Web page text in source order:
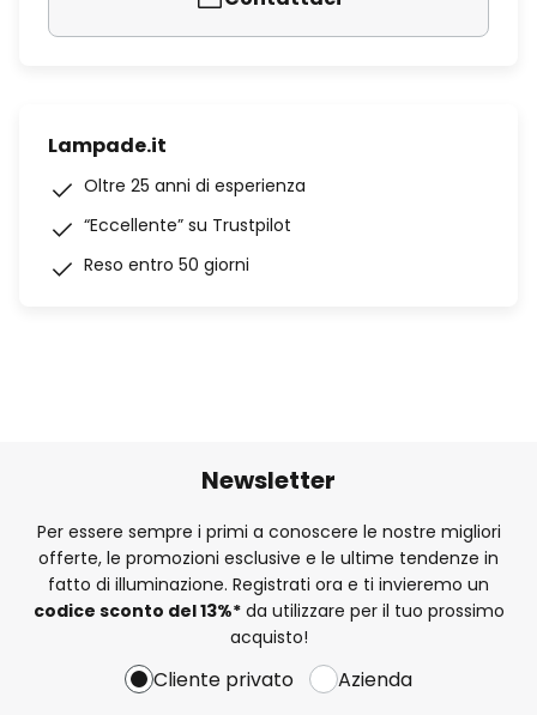
Lampade.it
Oltre 25 anni di esperienza
“Eccellente” su Trustpilot
Reso entro 50 giorni
Newsletter
Per essere sempre i primi a conoscere le nostre migliori
offerte, le promozioni esclusive e le ultime tendenze in
fatto di illuminazione. Registrati ora e ti invieremo un
codice sconto del13%*da utilizzare per il tuo prossimo
acquisto!
Cliente privato Azienda